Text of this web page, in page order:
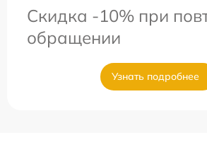
Скидка -10% при
обращении
Узнать подробнее